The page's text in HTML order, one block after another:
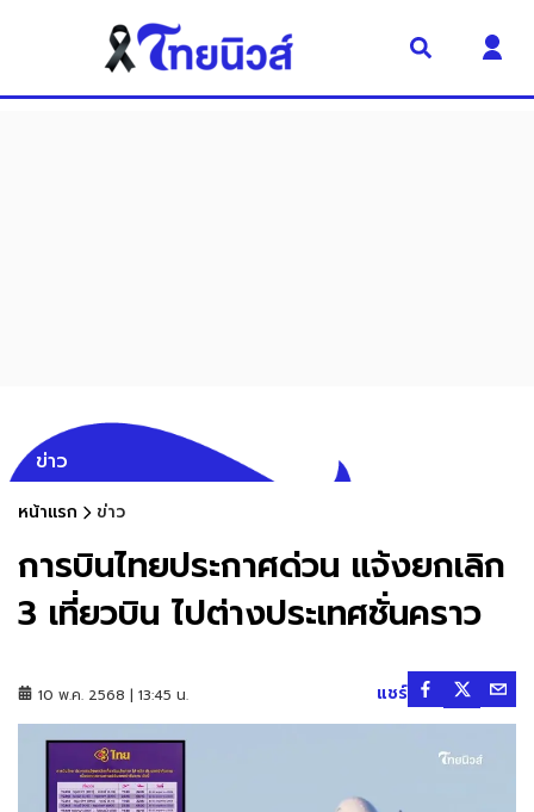
ข่าว
หน้าแรก ข่าว
การบินไทยประกาศด่วน แจ้งยกเลิก
3 เที่ยวบิน ไปต่างประเทศชั่นคราว
10 พ.ค. 2568 | 13:45 น. แชร์